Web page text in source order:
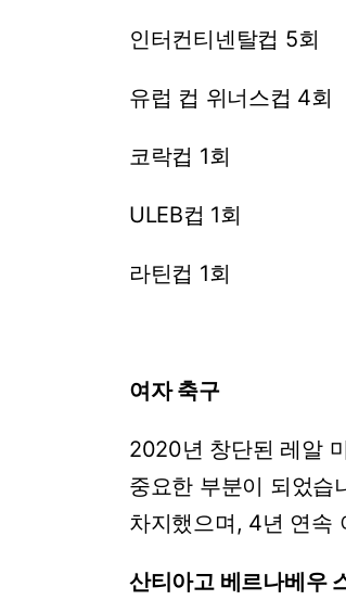
인터컨티넨탈컵 5회
유럽 컵 위너스컵 4회
코락컵 1회
ULEB컵 1회
라틴컵 1회
여자 축구
2020년 창단된 레알
중요한 부분이 되었습
차지했으며, 4년 연속
산티아고 베르나베우